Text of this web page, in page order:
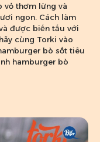
vỏ thơm lừng và
ngon. Cách làm
được biến tấu với
cùng Torki vào
bò sốt tiêu
hamburger bò